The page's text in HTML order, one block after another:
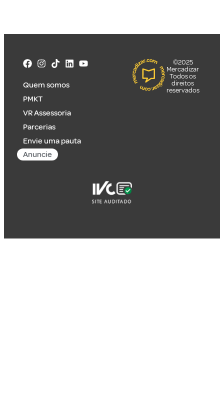
Quem somos
PMKT
VR Assessoria
Parcerias
Envie uma pauta
Anuncie
©2025
Mercadizar
Todos os
direitos
reservados